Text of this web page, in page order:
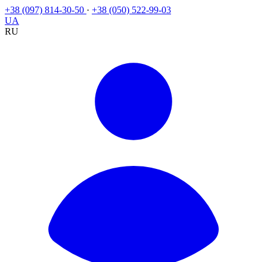
+38 (097) 814-30-50 · +38 (050) 522-99-03
UA
RU